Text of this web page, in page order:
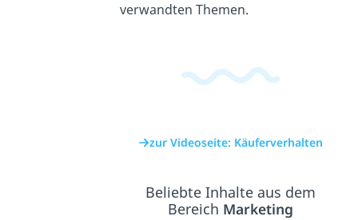
verwandten Themen.
zur Videoseite: Käuferverhalten
Beliebte Inhalte aus dem
Bereich Marketing